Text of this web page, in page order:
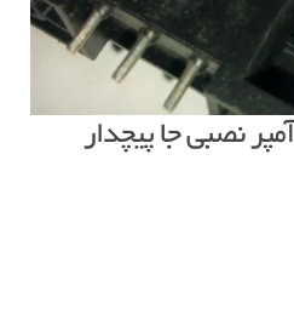
جک برق نری پاور ۱۰آمپر نصبی جا پیچدار